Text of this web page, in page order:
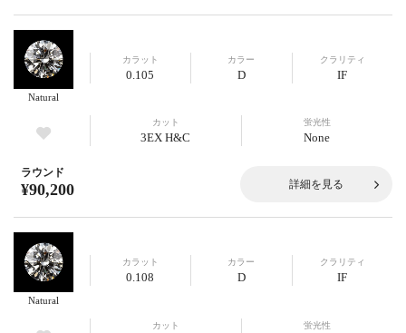
Natural
カラット
0.105
カラー
D
クラリティ
IF
カット
3EX H&C
蛍光性
None
ラウンド
¥90,200 詳細を見る
Natural
カラット
0.108
カラー
D
クラリティ
IF
カット 蛍光性